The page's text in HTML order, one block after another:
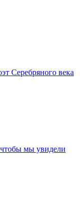
Серебряного века
мы увидели